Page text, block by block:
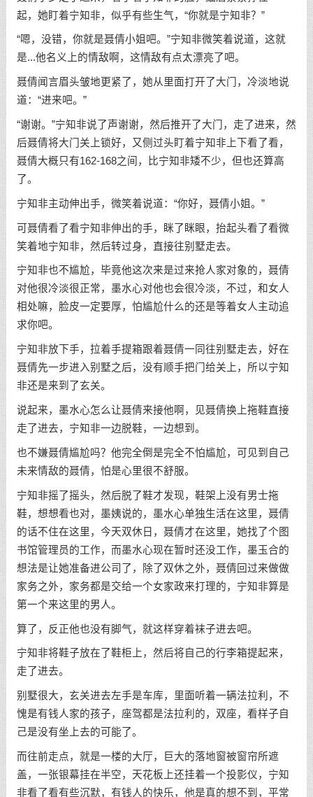
起，她盯着宁知非，似乎有些生气，“你就是宁知非？”
“嗯，没错，你就是聂倩小姐吧。”宁知非微笑着说道，这就
是...他名义上的情敌啊，这情敌有点太漂亮了吧。
聂倩闻言眉头皱地更紧了，她从里面打开了大门，冷淡地说
道：“进来吧。”
“谢谢。”宁知非说了声谢谢，然后推开了大门，走了进来，然
后聂倩将大门关上锁好，又侧过头盯着宁知非上下看了看，
聂倩大概只有162-168之间，比宁知非矮不少，但也还算高
了。
宁知非主动伸出手，微笑着说道：“你好，聂倩小姐。”
可聂倩看了看宁知非伸出的手，眯了眯眼，抬起头看了看微
笑着地宁知非，然后转过身，直接往别墅走去。
宁知非也不尴尬，毕竟他这次来是过来抢人家对象的，聂倩
对他很冷淡很正常，墨水心对他也会很冷淡，不过，和女人
相处嘛，脸皮一定要厚，怕尴尬什么的还是等着女人主动追
求你吧。
宁知非放下手，拉着手提箱跟着聂倩一同往别墅走去，好在
聂倩先一步进入别墅之后，没有顺手把门给关上，所以宁知
非还是来到了玄关。
说起来，墨水心怎么让聂倩来接他啊，见聂倩换上拖鞋直接
走了进去，宁知非一边脱鞋，一边想到。
也不嫌聂倩尴尬吗？他完全倒是完全不怕尴尬，可见到自己
未来情敌的聂倩，怕是心里很不舒服。
宁知非摇了摇头，然后脱了鞋才发现，鞋架上没有男士拖
鞋，想想看也对，墨姨说的，墨水心单独生活在这里，聂倩
的话不住在这里，今天双休日，聂倩才在这里，她找了个图
书馆管理员的工作，而墨水心现在暂时还没工作，墨玉合的
想法是让她准备进公司了，除了双休之外，聂倩回过来做做
家务之外，家务都是交给一个女家政来打理的，宁知非算是
第一个来这里的男人。
算了，反正他也没有脚气，就这样穿着袜子进去吧。
宁知非将鞋子放在了鞋柜上，然后将自己的行李箱提起来，
走了进去。
别墅很大，玄关进去左手是车库，里面听着一辆法拉利，不
愧是有钱人家的孩子，座驾都是法拉利的，双座，看样子自
己是没有坐上去的可能了。
而往前走点，就是一楼的大厅，巨大的落地窗被窗帘所遮
盖，一张银幕挂在半空，天花板上还挂着一个投影仪，宁知
非看了看有些沉默，有钱人的快乐，他是真的想不到，平常